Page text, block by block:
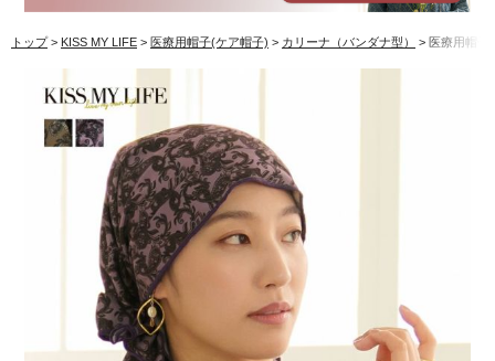
トップ KISS MY LIFE 医療用帽子(ケア帽子) カリーナ（バンダナ型） 医療用帽子